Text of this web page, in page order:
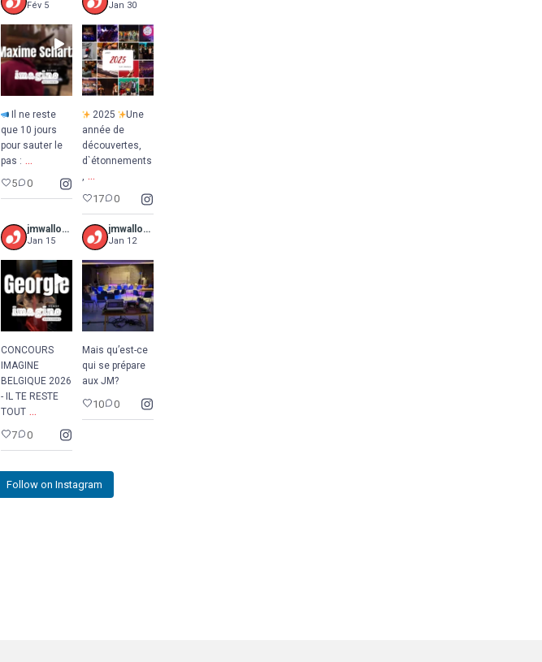
Fév 5
Il ne reste
que 10 jours
pour sauter le
pas : ...
5 0
Jan 30
2025
Une
année de
découvertes,
d`étonnements
, ...
17 0
jmwalloniebruxelles
Jan 15
CONCOURS
IMAGINE
BELGIQUE 2026
- IL TE RESTE
TOUT ...
7 0
jmwalloniebruxelles
Jan 12
Mais qu’est-ce
qui se prépare
aux JM?
10 0
Follow on Instagram